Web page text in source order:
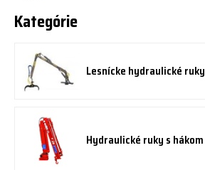
Kategórie
Lesnícke hydraulické ruky
Hydraulické ruky s hákom